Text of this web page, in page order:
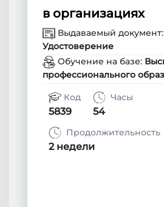
в организациях
Выдаваемый документ:
Удостоверение
Обучение на базе:
профессионального
Код
5839
Часы
54
Продолжительность
2 недели